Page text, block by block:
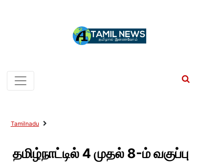
Tamilnadu
தமிழ்நாட்டில் 4 முதல் 8-ம் வகுப்பு